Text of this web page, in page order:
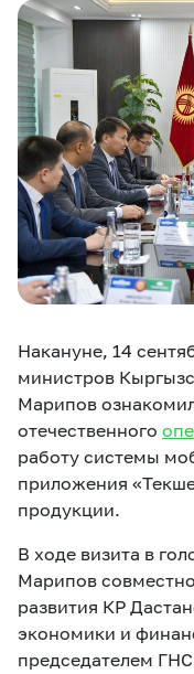
Услуги
Все услуги
Звонки и SMS
Компания
О нас
Партнерам
Сервисы
MegaTV
Накануне, 14
министров
Марипов
отечественного
работу системы
приложения
продукции.
В ходе визита в
Марипов
развития КР
экономики и
председателем